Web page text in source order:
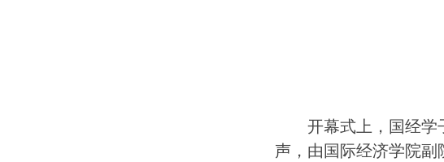
开幕式上，国经学
声，由国际经济学院